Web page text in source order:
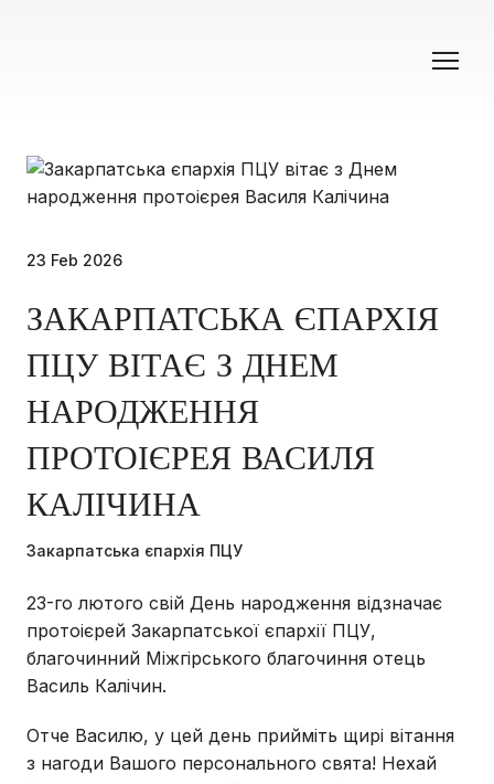
23 Feb 2026
ЗАКАРПАТСЬКА ЄПАРХІЯ
ПЦУ ВІТАЄ З ДНЕМ
НАРОДЖЕННЯ
ПРОТОІЄРЕЯ ВАСИЛЯ
КАЛІЧИНА
Закарпатська єпархія ПЦУ
23-го лютого свій День народження відзначає
протоієрей Закарпатської єпархії ПЦУ,
благочинний Міжгірського благочиння отець
Василь Калічин.
Отче Василю, у цей день прийміть щирі вітання
з нагоди Вашого персонального свята! Нехай